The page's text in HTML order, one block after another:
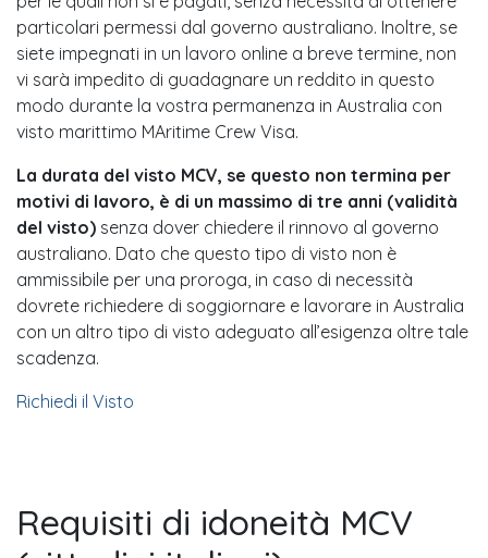
particolari permessi dal governo australiano. Inoltre, se
siete impegnati in un lavoro online a breve termine, non
vi sarà impedito di guadagnare un reddito in questo
modo durante la vostra permanenza in Australia con
visto marittimo MAritime Crew Visa.
La durata del visto MCV, se questo non termina per
motivi di lavoro, è di un massimo di tre anni (validità
del visto) senza dover chiedere il rinnovo al governo
australiano. Dato che questo tipo di visto non è
ammissibile per una proroga, in caso di necessità
dovrete richiedere di soggiornare e lavorare in Australia
con un altro tipo di visto adeguato all’esigenza oltre tale
scadenza.
Richiedi il Visto
Requisiti di idoneità MCV